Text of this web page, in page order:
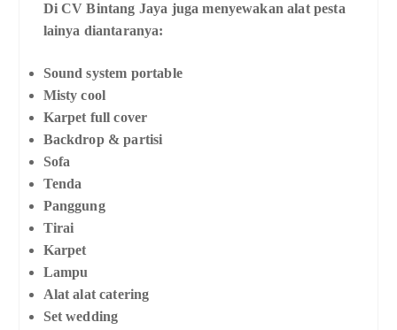
Di CV Bintang Jaya juga menyewakan alat pesta
lainya diantaranya:
Sound system portable
Misty cool
Karpet full cover
Backdrop & partisi
Sofa
Tenda
Panggung
Tirai
Karpet
Lampu
Alat alat catering
Set wedding